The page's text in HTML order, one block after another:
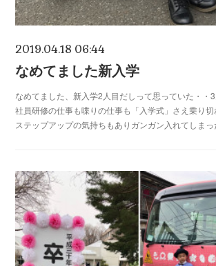
2019.04.18 06:44
なめてました新入学
なめてました、新入学2人目だしって思っていた・・
社員研修の仕事も喋りの仕事も「入学式」さえ乗り
ステップアップの気持ちもありガンガン入れてしま